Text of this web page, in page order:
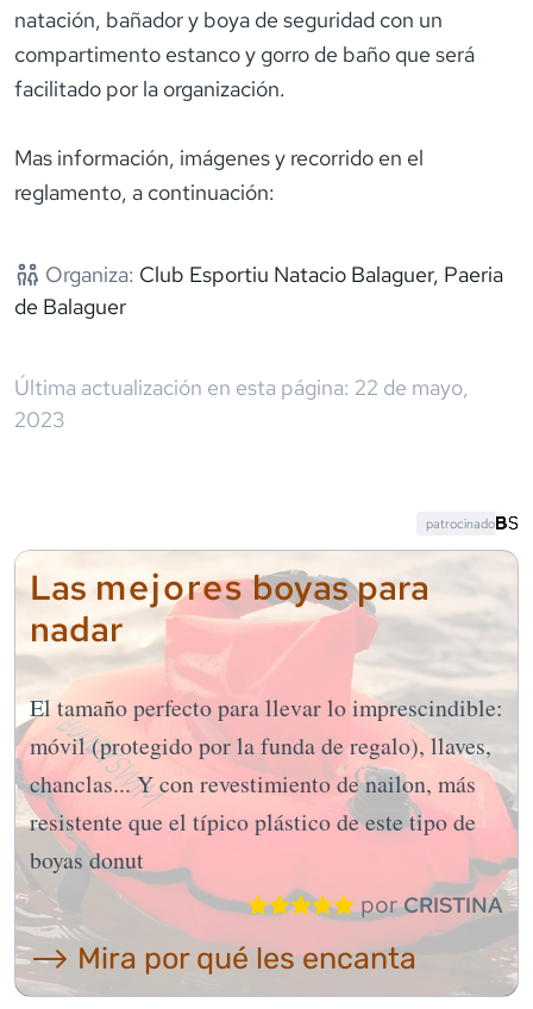
natación, bañador y boya de seguridad con un
compartimento estanco y gorro de baño que será
facilitado por la organización.
Mas información, imágenes y recorrido en el
reglamento, a continuación:
Organiza: Club Esportiu Natacio Balaguer, Paeria
de Balaguer
Última actualización en esta página: 22 de mayo,
2023
Las mejoresboyas para
nadar
El tamaño perfecto para llevar lo imprescindible:
móvil (protegido por la funda de regalo), llaves,
chanclas... Y con revestimiento de nailon, más
resistente que el típico plástico de este tipo de
boyas donut
porCRISTINA
⟶ Mira por qué les encanta
patrocinado